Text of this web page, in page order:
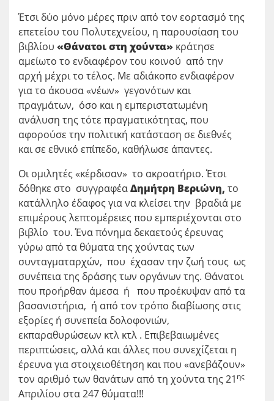
Έτσι δύο μόνο μέρες πριν από τον εορτασμό της
επετείου του Πολυτεχνείου, η παρουσίαση του
βιβλίου «Θάνατοι στη χούντα» κράτησε
αμείωτο το ενδιαφέρον του κοινού από την
αρχή μέχρι το τέλος. Με αδιάκοπο ενδιαφέρον
για το άκουσα «νέων» γεγονότων και
πραγμάτων, όσο και η εμπεριστατωμένη
ανάλυση της τότε πραγματικότητας, που
αφορούσε την πολιτική κατάσταση σε διεθνές
και σε εθνικό επίπεδο, καθήλωσε άπαντες.
Οι ομιλητές «κέρδισαν» το ακροατήριο. Έτσι
δόθηκε στο συγγραφέαΔημήτρη Βεριώνη, το
κατάλληλο έδαφος για να κλείσει την βραδιά με
επιμέρους λεπτομέρειες που εμπεριέχονται στο
βιβλίο του. Ένα πόνημα δεκαετούς έρευνας
γύρω από τα θύματα της χούντας των
συνταγματαρχών, που έχασαν την ζωή τους ως
συνέπεια της δράσης των οργάνων της. Θάνατοι
που προήρθαν άμεσα ή που προέκυψαν από τα
βασανιστήρια, ή από τον τρόπο διαβίωσης στις
εξορίες ή συνεπεία δολοφονιών,
εκπαραθυρώσεων κτλ κτλ . Επιβεβαιωμένες
περιπτώσεις, αλλά και άλλες που συνεχίζεται η
έρευνα για στοιχειοθέτηση και που «ανεβάζουν»
τον αριθμό των θανάτων από τη χούντα της 21 ης
Απριλίου στα 247 θύματα!!!